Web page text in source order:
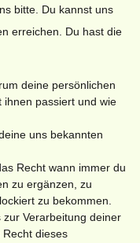
bitte. Du kannst uns
erreichen. Du hast die
deine persönlichen
ihnen passiert und wie
uns bekannten
Recht wann immer du
zu ergänzen, zu
zu bekommen.
Verarbeitung deiner
dieses